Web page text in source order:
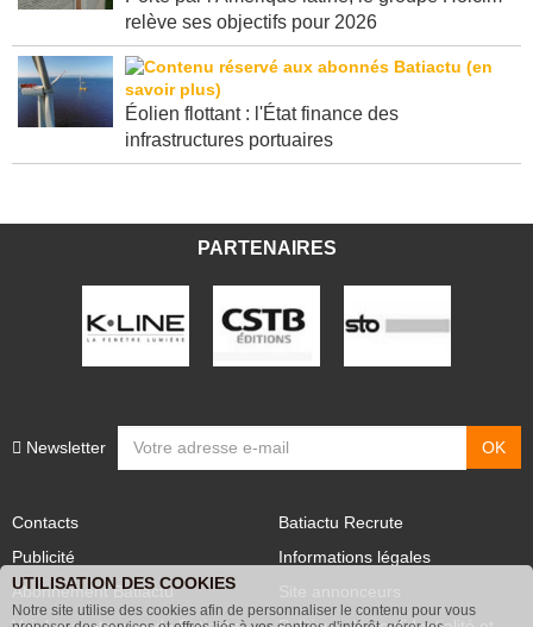
Porté par l'Amérique latine, le groupe Holcim
Éolien flottant : l'État finance des
Publicité
Abonnement Batiactu
Site annonceurs
UTILISATION DES COOKIES
Notre site utilise des cookies afin de personnaliser le contenu pour vous